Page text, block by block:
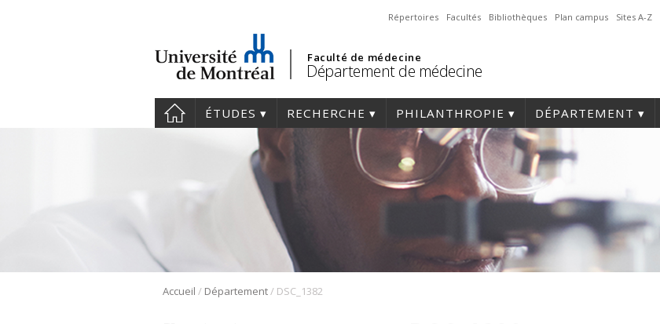
Répertoires Facultés Bibliothèques Plan campus Sites A-Z
Faculté de médecine
Département de médecine
ÉTUDES RECHERCHE PHILANTHROPIE DÉPARTEMENT
Accueil / Département/ DSC_1382